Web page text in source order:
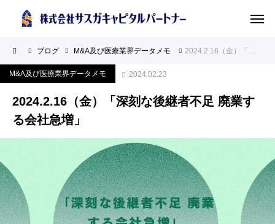
ブログ M&A及び医療業界データメモ 2024.2.16（金）「深刻な後継者不足 廃業する会社急増」
M&A及び医療業界データメモ 2024.02.23
2024.2.16（金）「深刻な後継者不足 廃業す
る会社急増」